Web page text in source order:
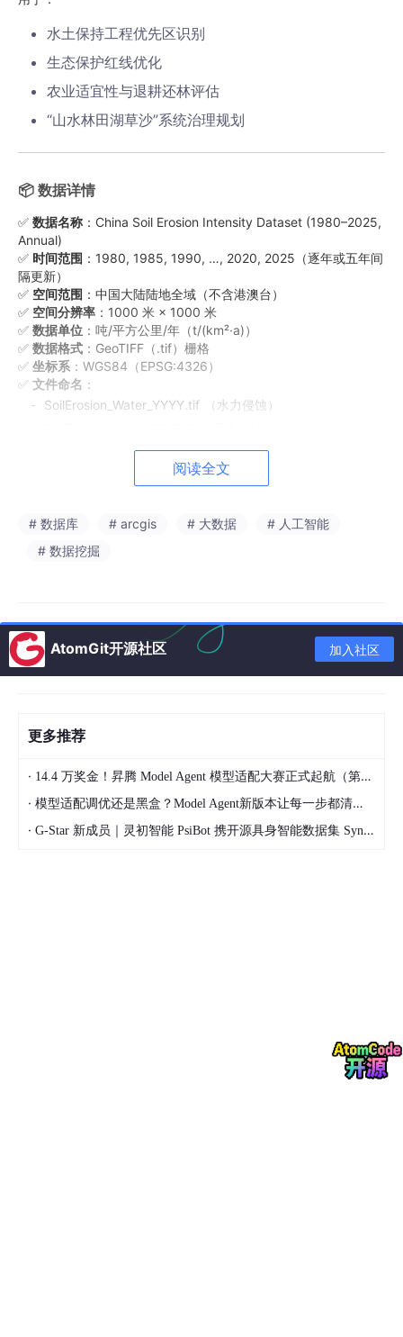
水土保持工程优先区识别
生态保护红线优化
农业适宜性与退耕还林评估
“山水林田湖草沙”系统治理规划
📦 数据详情
✅ 数据名称 ：China Soil Erosion Intensity Dataset (1980–2025,
Annual)
✅ 时间范围 ：1980, 1985, 1990, …, 2020, 2025（逐年或五年间
隔更新）
✅ 空间范围 ：中国大陆陆地全域（不含港澳台）
✅ 空间分辨率 ：1000 米 × 1000 米
✅ 数据单位 ：吨/平方公里/年（t/(km²·a)）
✅ 数据格式 ：GeoTIFF（.tif）栅格
✅ 坐标系 ：WGS84（EPSG:4326）
✅ 文件命名 ：
-
SoilErosion_Water_YYYY.tif
（水力侵蚀）
SoilErosion_FreezeThaw_YYYY.tif （冻融侵蚀）
SoilErosion_Total_YYYY.tif （综合侵蚀模数）
A = R × K × C × L × S × P
K：土壤可蚀性（基于土壤质地、有机质等）
P：水保措施因子（基于土地利用与政策实施强度推
地球资源数据云（http://www.resdc
.cn）
阅读全文
# 数据库 # arcgis # 大数据
# 人工智能
# 数据挖掘
AtomGit开源社区 加入社区
更多推荐
· 14.4 万奖金！昇腾 Model Agent 模型适配大赛正式起航（第二季）
· 模型适配调优还是黑盒？Model Agent新版本让每一步都清晰可见
· G-Star 新成员｜灵初智能 PsiBot 携开源具身智能数据集 SynData 入驻 AtomGit